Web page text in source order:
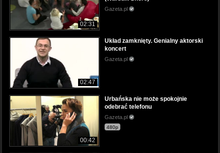
02:31
Gazeta.pl
02:47
Układ zamknięty. Genialny aktorski
koncert
Gazeta.pl
00:42
Urbańska nie może spokojnie
odebrać telefonu
Gazeta.pl
480p